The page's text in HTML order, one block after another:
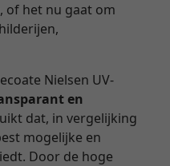
of het nu gaat om
Nielsen UV-
en
dat, in vergelijking
mogelijke en
Door de hoge